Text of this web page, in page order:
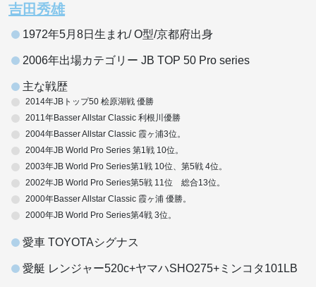
吉田秀雄
1972年5月8日生まれ/ O型/京都府出身
2006年出場カテゴリー JB TOP 50 Pro series
主な戦歴
2014年JBトップ50 桧原湖戦 優勝
2011年Basser Allstar Classic 利根川優勝
2004年Basser Allstar Classic 霞ヶ浦3位。
2004年JB World Pro Series 第1戦 10位。
2003年JB World Pro Series第1戦 10位、第5戦 4位。
2002年JB World Pro Series第5戦 11位 総合13位。
2000年Basser Allstar Classic 霞ヶ浦 優勝。
2000年JB World Pro Series第4戦 3位。
愛車 TOYOTAシグナス
愛艇 レンジャー520c+ヤマハSHO275+ミンコタ101LB